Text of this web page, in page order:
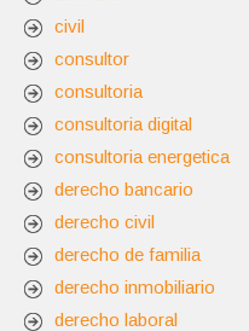
civil
consultor
consultoria
consultoria digital
consultoria energetica
derecho bancario
derecho civil
derecho de familia
derecho inmobiliario
derecho laboral